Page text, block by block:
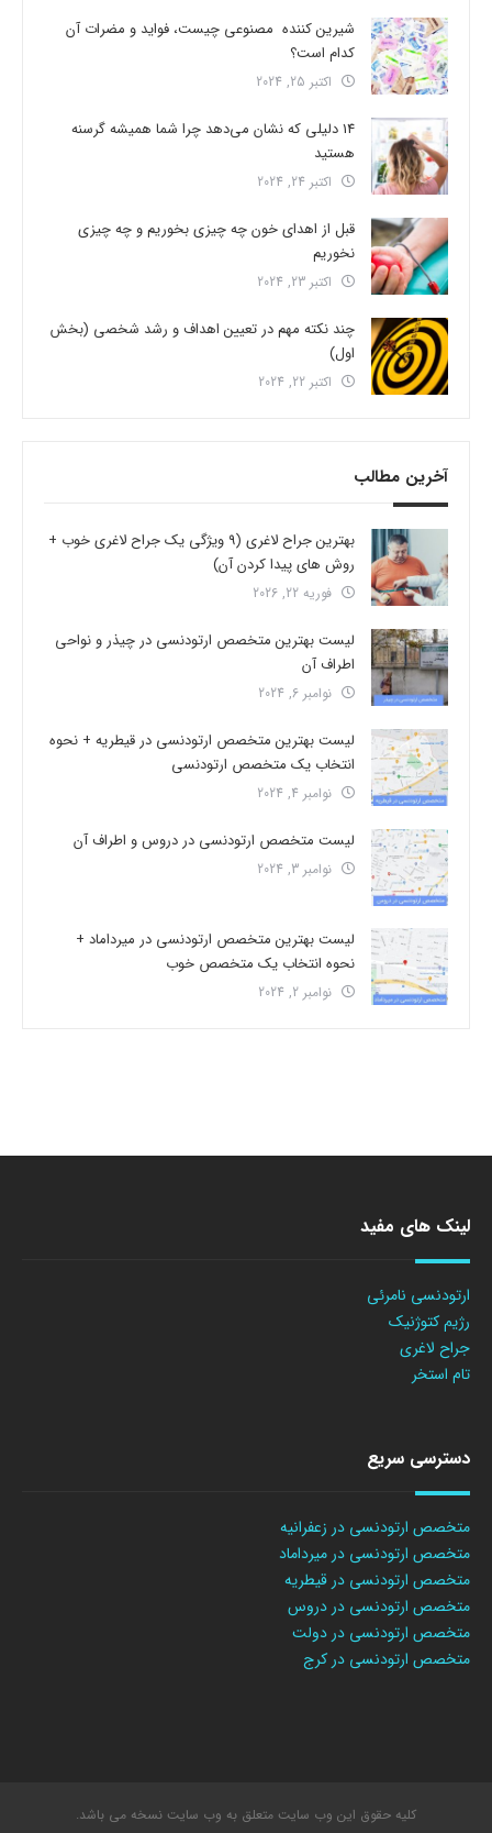
شیرین کننده مصنوعی چیست، فواید و مضرات آن
کدام است؟
اکتبر 25, 2024
14 دلیلی که نشان می‌دهد چرا شما همیشه گرسنه
هستید
اکتبر 24, 2024
قبل از اهدای خون چه چیزی بخوریم و چه چیزی
نخوریم
اکتبر 23, 2024
چند نکته مهم در تعیین اهداف و رشد شخصی (بخش
اول)
اکتبر 22, 2024
آخرین مطالب
بهترین جراح لاغری (9 ویژگی یک جراح لاغری خوب +
روش های پیدا کردن آن)
فوریه 22, 2026
لیست بهترین متخصص ارتودنسی در چیذر و نواحی
اطراف آن
نوامبر 6, 2024
لیست بهترین متخصص ارتودنسی در قیطریه + نحوه
انتخاب یک متخصص ارتودنسی
نوامبر 4, 2024
لیست متخصص ارتودنسی در دروس و اطراف آن
نوامبر 3, 2024
لیست بهترین متخصص ارتودنسی در میرداماد +
نحوه انتخاب یک متخصص خوب
نوامبر 2, 2024
لینک های مفید
ارتودنسی نامرئی
رژیم کتوژنیک
جراح لاغری
تام استخر
دسترسی سریع
متخصص ارتودنسی در زعفرانیه
متخصص ارتودنسی در میرداماد
متخصص ارتودنسی در قیطریه
متخصص ارتودنسی در دروس
متخصص ارتودنسی در دولت
متخصص ارتودنسی در کرج
کلیه حقوق این وب سایت متعلق به وب سایت نسخه می باشد.